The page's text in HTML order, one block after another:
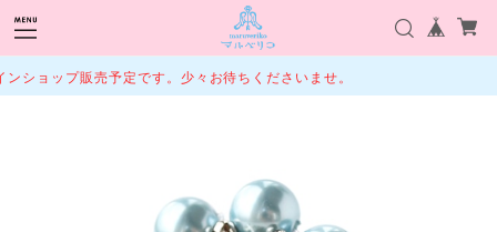
ョップ販売予定です。少々お待ちくださいませ。